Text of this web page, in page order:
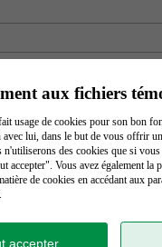
aux fichiers
usage de cookies pour son bon
lui, dans le but de vous offrir
n'utiliserons des cookies que si
accepter". Vous avez également la
de cookies en accédant aux
accepter